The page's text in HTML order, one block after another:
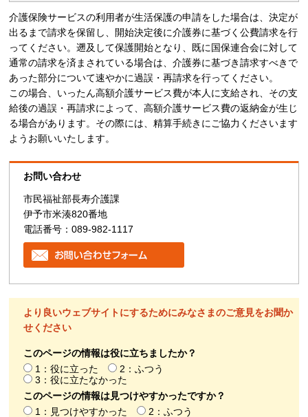
介護保険サービスの利用者が生活保護の申請をした場合は、決定が
出るまで請求を保留し、開始決定後に介護券に基づく公費請求を行
ってください。遡及して保護開始となり、既に国保連合会に対して
通常の請求を済まされている場合は、介護券に基づき請求すべきで
あった部分について速やかに過誤・再請求を行ってください。
この場合、いったん高額介護サービス費が本人に支給され、その支
給後の過誤・再請求によって、高額介護サービス費の返納金が生じ
る場合があります。その際には、精算手続きにご協力くださいます
ようお願いいたします。
お問い合わせ
市民福祉部長寿介護課
伊予市米湊820番地
電話番号：089-982-1117
より良いウェブサイトにするためにみなさまのご意見をお聞か
せください
このページの情報は役に立ちましたか？
1：役に立った
2：ふつう
3：役に立たなかった
このページの情報は見つけやすかったですか？
1：見つけやすかった
2：ふつう